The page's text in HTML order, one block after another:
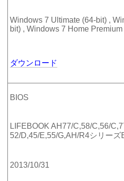
Windows 7 Ultimate (64-bit) ,
bit) , Windows 7 Home
ダウンロード
BIOS
LIFEBOOK AH77/C,58/C,56/
52/D,45/E,55/G,AH/R4シリーズ
2013/10/31